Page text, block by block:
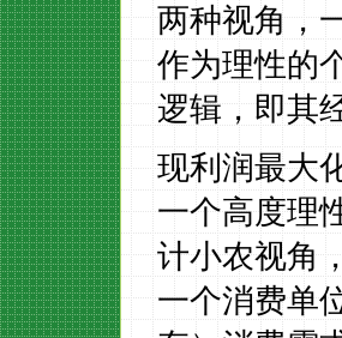
两种视角，
作为理性的
逻辑，即其
现利润最大
一个高度理
计小农视角
一个消费单